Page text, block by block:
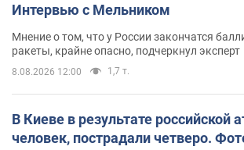
Интервью с Мельником
Мнение о том, что у России закончатся
ракеты, крайне опасно, подчеркнул эксперт
8.08.2026 12:00 1,7 т.
В Киеве в результате российской
человек, пострадали четверо.